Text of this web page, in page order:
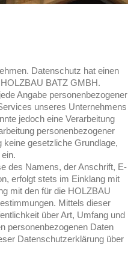
Datenschutz hat einen
BATZ GMBH.
Angabe personenbezogener
unseres Unternehmens
jedoch eine Verarbeitung
personenbezogener
keine gesetzliche Grundlage,
des Namens, der Anschrift, E-
erfolgt stets im Einklang mit
mit den für die HOLZBAU
Mittels dieser
über Art, Umfang und
personenbezogenen Daten
Datenschutzerklärung über